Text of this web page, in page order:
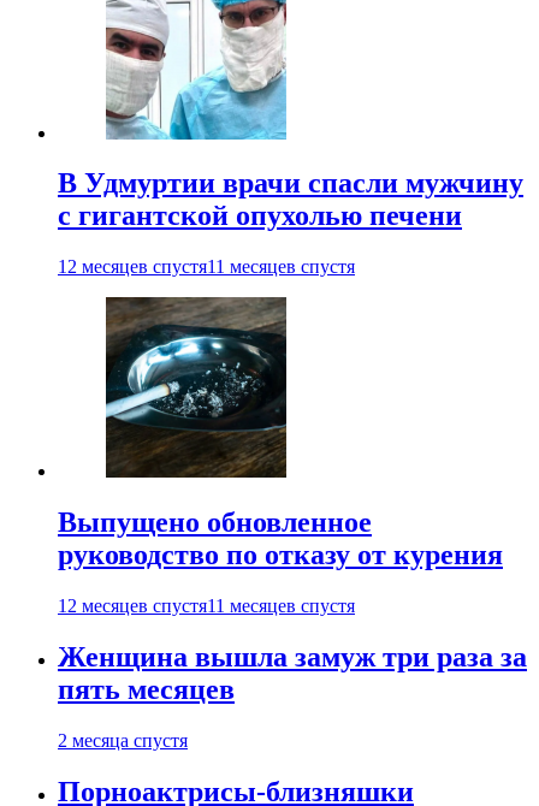
В Удмуртии врачи спасли мужчину
с гигантской опухолью печени
12 месяцев спустя11 месяцев спустя
Выпущено обновленное
руководство по отказу от курения
12 месяцев спустя11 месяцев спустя
Женщина вышла замуж три раза за
пять месяцев
2 месяца спустя
Порноактрисы-близняшки